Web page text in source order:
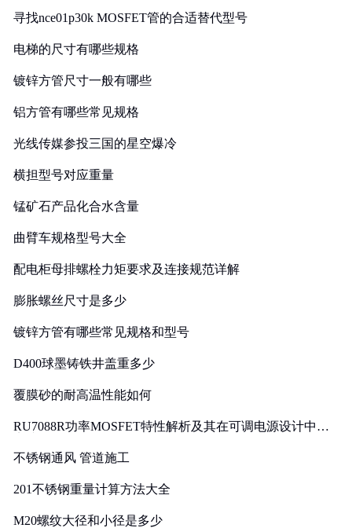
寻找nce01p30k MOSFET管的合适替代型号
电梯的尺寸有哪些规格
镀锌方管尺寸一般有哪些
铝方管有哪些常见规格
光线传媒参投三国的星空爆冷
横担型号对应重量
锰矿石产品化合水含量
曲臂车规格型号大全
配电柜母排螺栓力矩要求及连接规范详解
膨胀螺丝尺寸是多少
镀锌方管有哪些常见规格和型号
D400球墨铸铁井盖重多少
覆膜砂的耐高温性能如何
RU7088R功率MOSFET特性解析及其在可调电源设计中的
不锈钢通风 管道施工
201不锈钢重量计算方法大全
M20螺纹大径和小径是多少